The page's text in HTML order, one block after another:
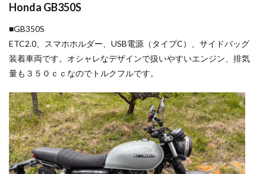
Honda GB350S
■GB350S
ETC2.0、スマホホルダー、USB電源（タイプC）、サイドバッグ
装着車両です。オシャレなデザインで扱いやすいエンジン、排気
量も３５０ｃｃなのでトルクフルです。